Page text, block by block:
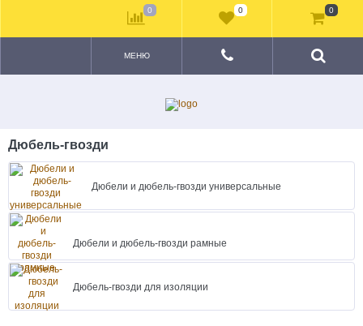
МЕНЮ
Дюбель-гвозди
Дюбели и дюбель-гвозди универсальные
Дюбели и дюбель-гвозди рамные
Дюбель-гвозди для изоляции
0 0 0